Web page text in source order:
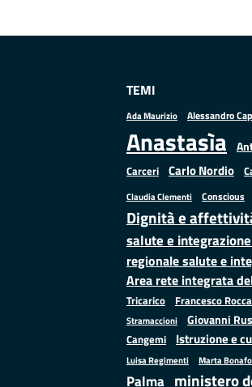
TEMI
Ada Maurizio Alessandro
Anastasìa
Carceri Carlo Nordio
Claudia Clementi Conscious
Dignità e
salute e
regionale salute e
Area rete integrata
Tricarico
Francesco Rocca
Stramaccioni
Giovanni
Cangemi
Istruzione e
Luisa Regimenti Marta
Palma ministero